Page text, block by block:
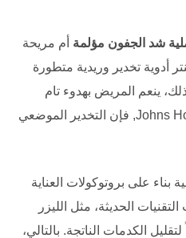
شد الجفون مؤلمة أم مريحة
أدوية تخدير وريدية متطورة
ينعم المريض بهدوء تام
Johns, فإن التخدير الموضعي
بناء على بروتوكولات العناية
الحديثة، مثل الليزر
الكدمات الناتجة. بالتالي،